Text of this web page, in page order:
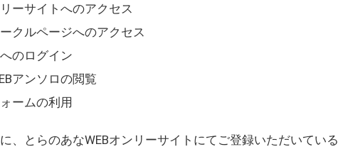
ーサイトへのアクセス
クルページへのアクセス
のログイン
アンソロの閲覧
ームの利用
、とらのあなWEBオンリーサイトにてご登録いただいている